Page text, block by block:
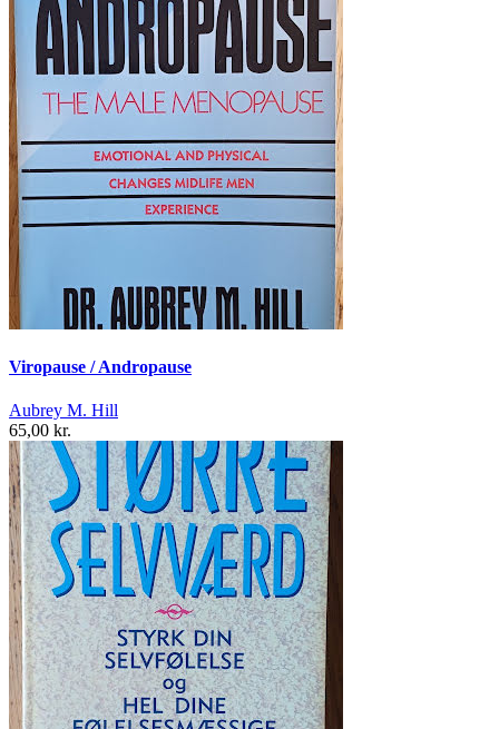
Viropause / Andropause
Aubrey M. Hill
65,00 kr.